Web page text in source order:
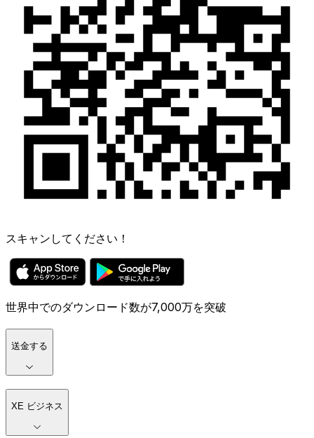
スキャンしてください！
世界中でのダウンロード数が7,000万を突破
送金する
XE ビジネス